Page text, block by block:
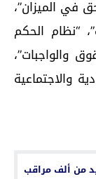
في الميزان”،
“نظام الحكم
والواجبات”،
والاجتماعية
من ألف مراقب